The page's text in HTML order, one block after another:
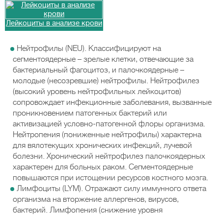
Лейкоциты в анализе крови
Нейтрофилы (NEU). Классифицируют на
сегментоядерные – зрелые клетки, отвечающие за
бактериальный фагоцитоз, и палочкоядерные –
молодые (несозревшие) нейтрофилы. Нейтрофилез
(высокий уровень нейтрофильных лейкоцитов)
сопровождает инфекционные заболевания, вызванные
проникновением патогенных бактерий или
активизацией условно-патогенной флоры организма.
Нейтропения (пониженные нейтрофилы) характерна
для вялотекущих хронических инфекций, лучевой
болезни. Хронический нейтрофилез палочкоядерных
характерен для больных раком. Сегментоядерные
повышаются при истощении ресурсов костного мозга.
Лимфоциты (LYM). Отражают силу иммунного ответа
организма на вторжение аллергенов, вирусов,
бактерий. Лимфопения (снижение уровня